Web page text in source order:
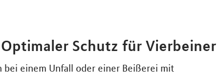
Schutz für Vierbeiner
einem Unfall oder einer Beißerei mit